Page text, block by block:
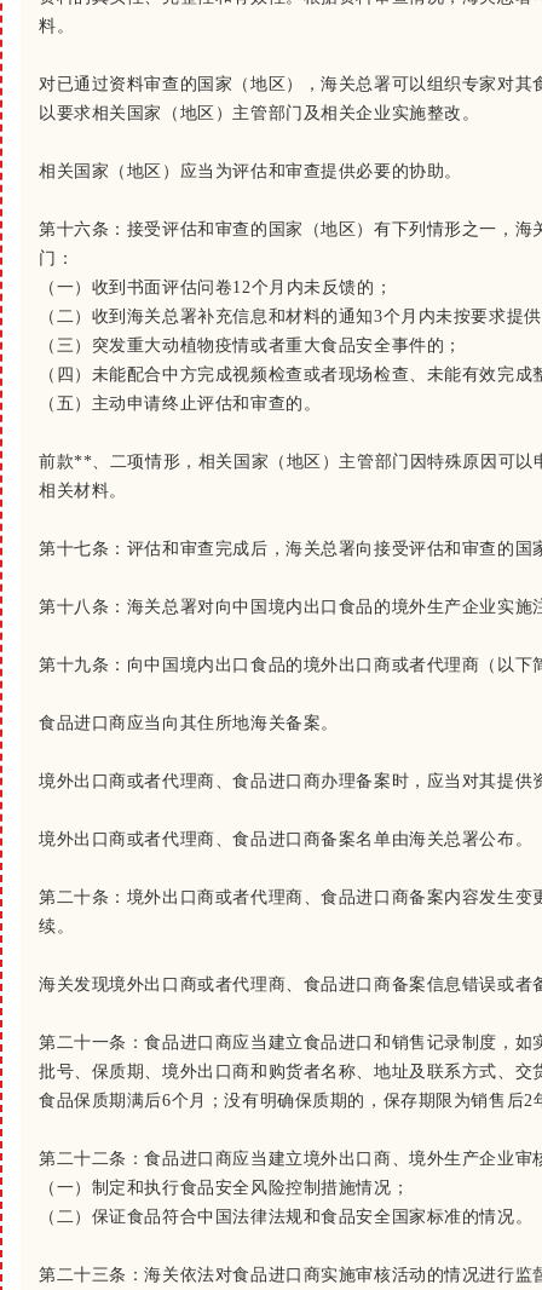
料。
对已通过资料审查的国家（地区），海关总署可以组织专家对
以要求相关国家（地区）主管部门及相关企业实施整改。
相关国家（地区）应当为评估和审查提供必要的协助。
第十六条： 接受评估和审查的国家（地区）有下列情形之一，
门：
（一）收到书面评估问卷12个月内未反馈的；
（二）收到海关总署补充信息和材料的通知3个月内未按要求提
（三）突发重大动植物疫情或者重大食品安全事件的；
（四）未能配合中方完成视频检查或者现场检查、未能有效完成
（五）主动申请终止评估和审查的。
前款**、二项情形，相关国家（地区）主管部门因特殊原因可
相关材料。
第十七条： 评估和审查完成后，海关总署向接受评估和审查的
第十八条： 海关总署对向中国境内出口食品的境外生产企业实
第十九条： 向中国境内出口食品的境外出口商或者代理商（以
食品进口商应当向其住所地海关备案。
境外出口商或者代理商、食品进口商办理备案时，应当对其提供
境外出口商或者代理商、食品进口商备案名单由海关总署公布。
第二十条： 境外出口商或者代理商、食品进口商备案内容发生
续。
海关发现境外出口商或者代理商、食品进口商备案信息错误或
第二十一条：食品进口商应当建立食品进口和销售记录制度，
批号、保质期、境外出口商和购货者名称、地址及联系方式、
食品保质期满后6个月；没有明确保质期的，保存期限为销售后2
第二十二条：食品进口商应当建立境外出口商、境外生产企业审
（一）制定和执行食品安全风险控制措施情况；
（二）保证食品符合中国法律法规和食品安全国家标准的情况。
第二十三条：海关依法对食品进口商实施审核活动的情况进行